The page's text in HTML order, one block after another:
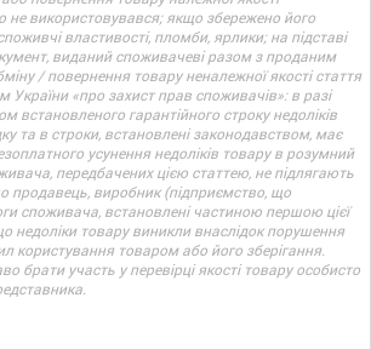
не використовувався; якщо збережено його
властивості, пломби, ярлики; на підставі
виданий споживачеві разом з проданим
/ повернення товару неналежної якості стаття
України «про захист прав споживачів»: в разі
встановленого гарантійного строку недоліків
та в строки, встановлені законодавством, має
усунення недоліків товару в розумний
передбачених цією статтею, не підлягають
продавець, виробник (підприємство, що
споживача, встановлені частиною першою цієї
недоліки товару виникли внаслідок порушення
користування товаром або його зберігання.
брати участь у перевірці якості товару особисто